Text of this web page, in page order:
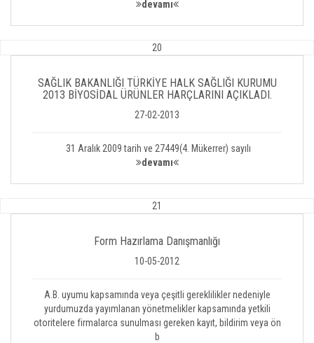
devamı
20
SAĞLIK BAKANLIĞI TÜRKİYE HALK SAĞLIĞI KURUMU
2013 BİYOSİDAL ÜRÜNLER HARÇLARINI AÇIKLADI.
27-02-2013
31 Aralık 2009 tarih ve 27449(4. Mükerrer) sayılı
devamı
21
Form Hazırlama Danışmanlığı
10-05-2012
A.B. uyumu kapsamında veya çeşitli gereklilikler nedeniyle
yurdumuzda yayımlanan yönetmelikler kapsamında yetkili
otoritelere firmalarca sunulması gereken kayıt, bildirim veya ön
b